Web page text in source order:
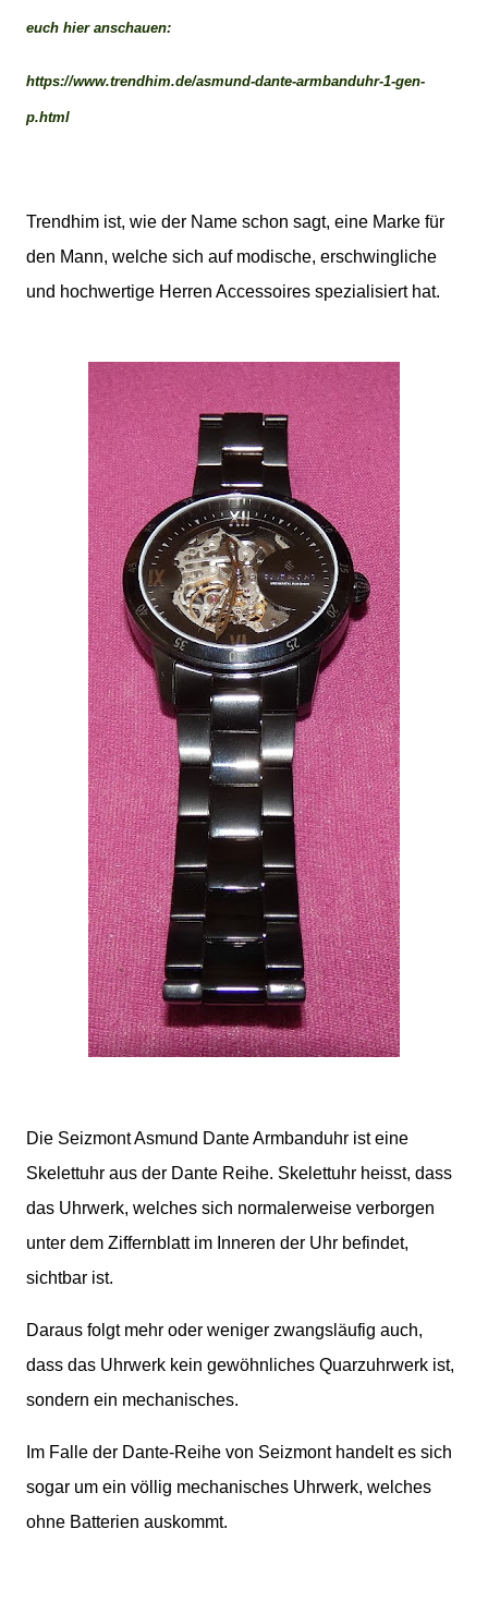
euch hier anschauen:
https://www.trendhim.de/asmund-dante-armbanduhr-1-gen-
p.html
Trendhim ist, wie der Name schon sagt, eine Marke für
den Mann, welche sich auf modische, erschwingliche
und hochwertige Herren Accessoires spezialisiert hat.
Die Seizmont Asmund Dante Armbanduhr ist eine
Skelettuhr aus der Dante Reihe. Skelettuhr heisst, dass
das Uhrwerk, welches sich normalerweise verborgen
unter dem Ziffernblatt im Inneren der Uhr befindet,
sichtbar ist.
Daraus folgt mehr oder weniger zwangsläufig auch,
dass das Uhrwerk kein gewöhnliches Quarzuhrwerk ist,
sondern ein mechanisches.
Im Falle der Dante-Reihe von Seizmont handelt es sich
sogar um ein völlig mechanisches Uhrwerk, welches
ohne Batterien auskommt.